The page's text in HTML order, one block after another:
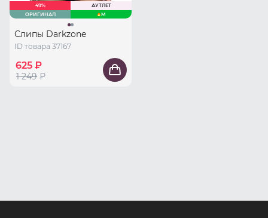
49%
АУТЛЕТ
ОРИГИНАЛ
M
Слипы Darkzone
ID товара 37167
625 ₽
1 249 ₽